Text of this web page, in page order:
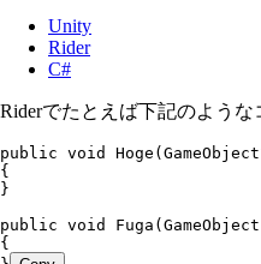
Unity
Rider
C#
Riderでたとえば下記のような
public void Hoge ( GameObject
{
}
public void Fuga
{